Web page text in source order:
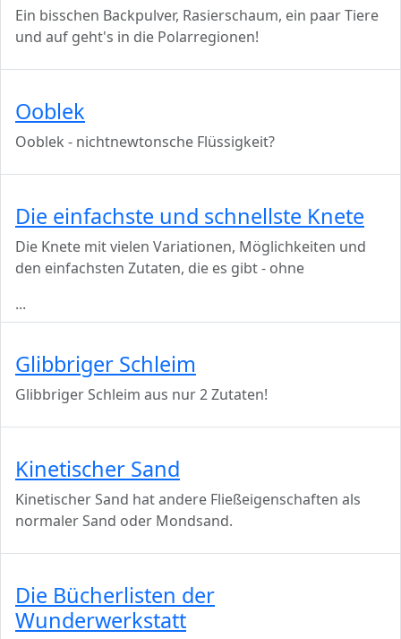
Ein bisschen Backpulver, Rasierschaum, ein paar Tiere
und auf geht's in die Polarregionen!
Ooblek
Ooblek - nichtnewtonsche Flüssigkeit?
Die einfachste und schnellste Knete
Die Knete mit vielen Variationen, Möglichkeiten und
den einfachsten Zutaten, die es gibt - ohne
...
Glibbriger Schleim
Glibbriger Schleim aus nur 2 Zutaten!
Kinetischer Sand
Kinetischer Sand hat andere Fließeigenschaften als
normaler Sand oder Mondsand.
Die Bücherlisten der
Wunderwerkstatt